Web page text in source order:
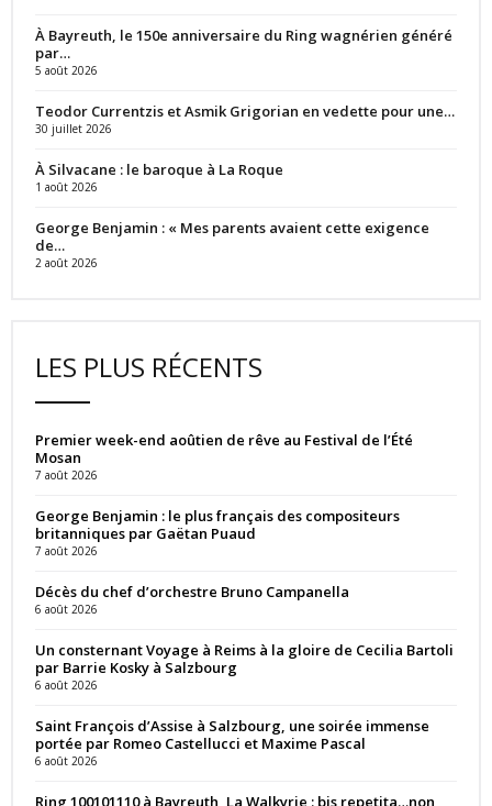
À Bayreuth, le 150e anniversaire du Ring wagnérien généré
par…
5 août 2026
Teodor Currentzis et Asmik Grigorian en vedette pour une…
30 juillet 2026
À Silvacane : le baroque à La Roque
1 août 2026
George Benjamin : « Mes parents avaient cette exigence
de…
2 août 2026
LES PLUS RÉCENTS
Premier week-end aoûtien de rêve au Festival de l’Été
Mosan
7 août 2026
George Benjamin : le plus français des compositeurs
britanniques par Gaëtan Puaud
7 août 2026
Décès du chef d’orchestre Bruno Campanella
6 août 2026
Un consternant Voyage à Reims à la gloire de Cecilia Bartoli
par Barrie Kosky à Salzbourg
6 août 2026
Saint François d’Assise à Salzbourg, une soirée immense
portée par Romeo Castellucci et Maxime Pascal
6 août 2026
Ring 100101110 à Bayreuth, La Walkyrie : bis repetita…non